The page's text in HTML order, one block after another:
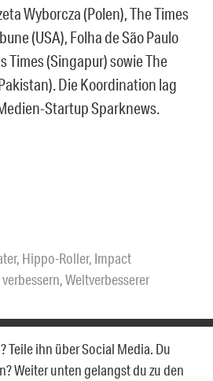
Wyborcza (Polen), The Times
(USA), Folha de São Paulo
Times (Singapur) sowie The
Die Koordination lag
Startup Sparknews.
, Hippo-Roller, Impact
,Weltverbesserer
Teile ihn über Social Media. Du
Weiter unten gelangst du zu den